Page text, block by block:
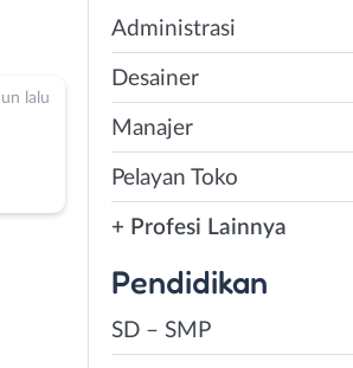
lalu
Administrasi
Desainer
Manajer
Pelayan Toko
+ Profesi Lainnya
Pendidikan
SD – SMP